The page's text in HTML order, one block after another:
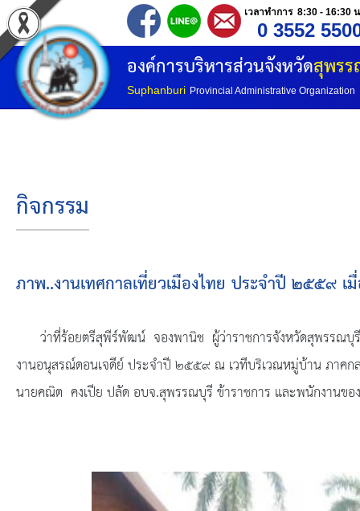
เวลาทำการ 8:30 - 16:30
0 3552
องค์การบริหารส่วนจังหวัดสุพร
Suphanburi Provincial Administrative Organization
หน้าแรก
ประวัติ อบจ
โครงสร้างองค์กร
โครงสร้างการแบ่งส่วนราชการ
ยุทธศาสตร์การพัฒนา
ประวัตินายก
กิจกรรม
กิจกรรม
ภาพ..งานเทศกาลเที่ยวเมืองไทย ประจำปี ๒๕๕
ว่าที่ร้อยตรีสุพีร์พัฒน์ จองพานิช ผู้ว่าราชการจังหวัดสุพรรณบุ
งานอนุสรณ์ดอนเจดีย์ ประจำปี ๒๕๕๙ ณ เวทีบริเวณหมู่บ้าน ภาคก
นายคณิต คงเปีย ปลัด อบจ.สุพรรณบุรี ข้าราชการ และพนักงานขอ